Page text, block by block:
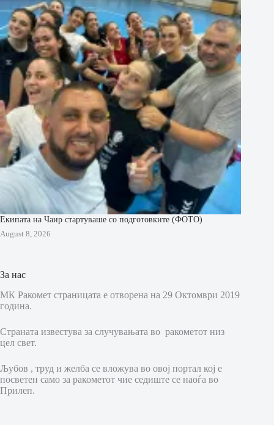
Екипата на Чаир стартуваше со подготовките (ФОТО)
August 8, 2026
За нас
МК Ракомет страницата е отворена на 29 Октомври 2019
година.
Страната известува за случувањата во ракометот низ
цел свет.
Љубов , труд и желба се вложува во овој портал кој е
посветен само за ракометот чие седиште се наоѓа во
Прилеп.